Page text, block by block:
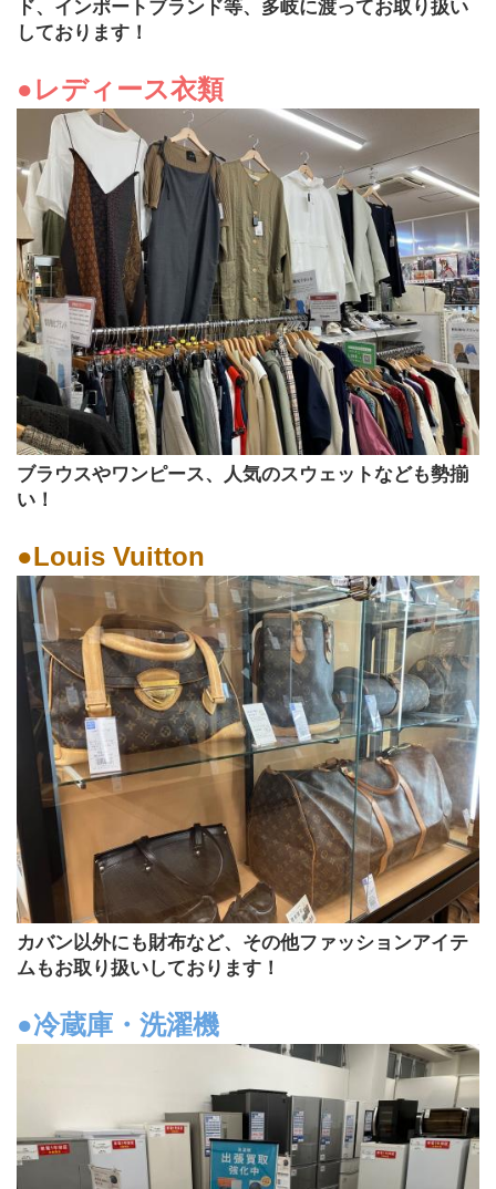
ド、インポートブランド等、多岐に渡ってお取り扱い
しております！
●レディース衣類
ブラウスやワンピース、人気のスウェットなども勢揃
い！
●Louis Vuitton
カバン以外にも財布など、その他ファッションアイテ
ムもお取り扱いしております！
●冷蔵庫・洗濯機